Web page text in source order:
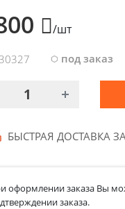
/шт
под заказ
БЫСТРАЯ ДОСТАВКА
оформлении заказа Вы
заказа.